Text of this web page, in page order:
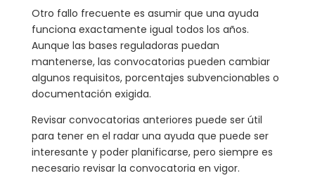
Otro fallo frecuente es asumir que una ayuda
funciona exactamente igual todos los años.
Aunque las bases reguladoras puedan
mantenerse, las convocatorias pueden cambiar
algunos requisitos, porcentajes subvencionables o
documentación exigida.
Revisar convocatorias anteriores puede ser útil
para tener en el radar una ayuda que puede ser
interesante y poder planificarse, pero siempre es
necesario revisar la convocatoria en vigor.